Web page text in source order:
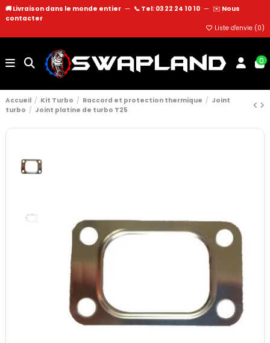
🚚 Livraison dans le monde entier — 📞 Tel: 03 22 24 10 10 — ✉️ Nous
contacter
Liste d'envie (0)
0
Accueil Kit Turbo Raccord et protection thermique
Joint
turbo
Joint platine de turbo T25